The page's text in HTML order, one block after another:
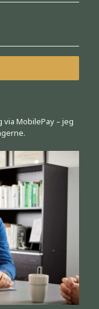
via MobilePay – jeg